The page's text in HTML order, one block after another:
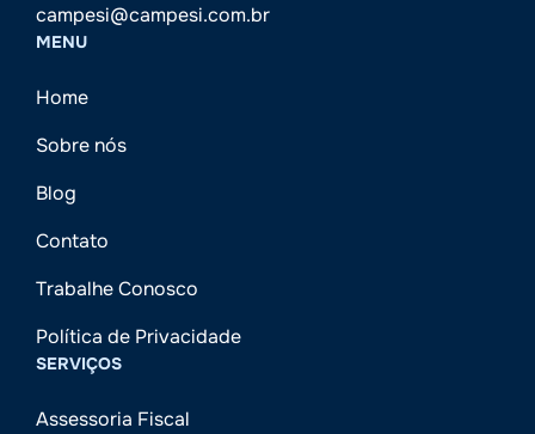
campesi@campesi.com.br
MENU
Home
Sobre nós
Blog
Contato
Trabalhe Conosco
Política de Privacidade
SERVIÇOS
Assessoria Fiscal